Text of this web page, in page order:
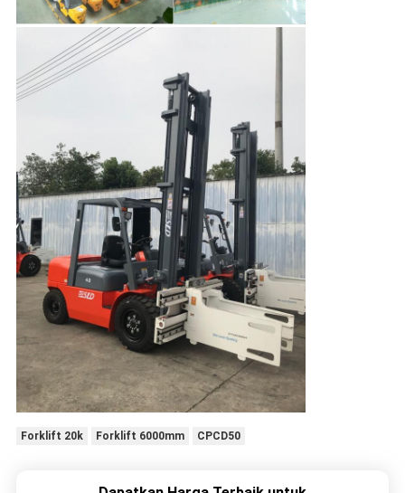
Forklift 20k Forklift 6000mm CPCD50